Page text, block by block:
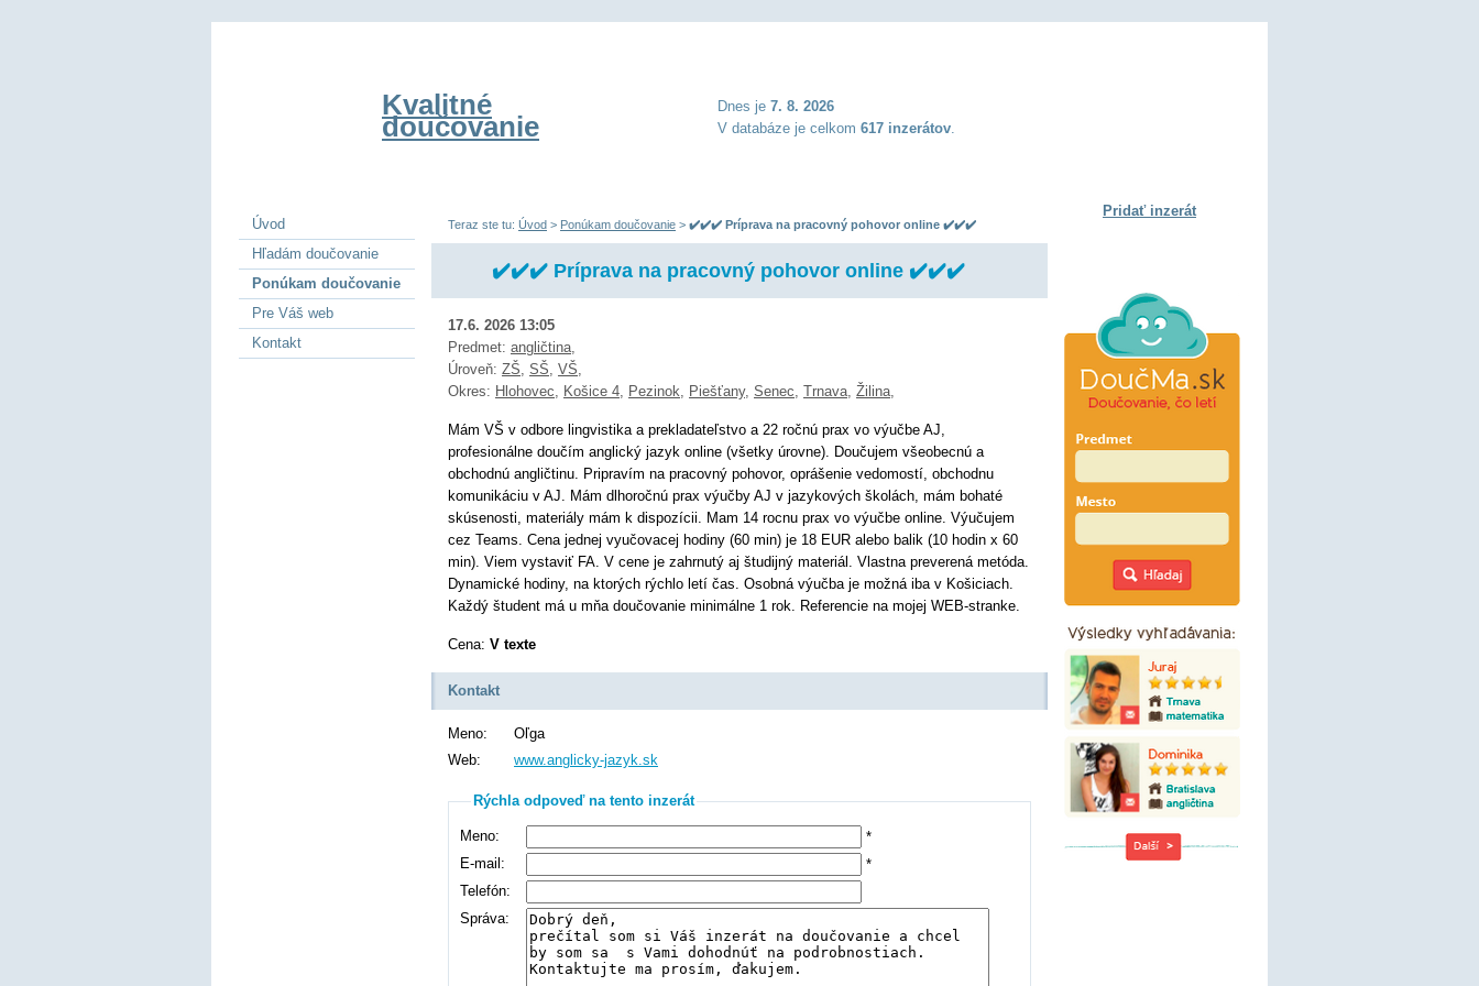
Kvalitné
doučovanie
Dnes je 7. 8. 2026
V databáze je celkom 617 inzerátov.
Teraz ste tu: Úvod > Ponúkam doučovanie > ✔️✔️✔️ Príprava na pracovný pohovor online ✔️✔️✔️
✔️✔️✔️ Príprava na pracovný pohovor online ✔️✔️✔️
17.6. 2026 13:05
Predmet: angličtina,
Úroveň: ZŠ, SŠ, VŠ,
Okres: Hlohovec, Košice 4, Pezinok, Piešťany, Senec, Trnava, Žilina,
Mám VŠ v odbore lingvistika a prekladateľstvo a 22 ročnú prax vo výučbe AJ,
profesionálne doučím anglický jazyk online (všetky úrovne). Doučujem všeobecnú a
obchodnú angličtinu. Pripravím na pracovný pohovor, oprášenie vedomostí, obchodnu
komunikáciu v AJ. Mám dlhoročnú prax výučby AJ v jazykových školách, mám bohaté
skúsenosti, materiály mám k dispozícii. Mam 14 rocnu prax vo výučbe online. Výučujem
cez Teams. Cena jednej vyučovacej hodiny (60 min) je 18 EUR alebo balik (10 hodin x 60
min). Viem vystaviť FA. V cene je zahrnutý aj študijný materiál. Vlastna preverená metóda.
Dynamické hodiny, na ktorých rýchlo letí čas. Osobná výučba je možná iba v Košiciach.
Každý študent má u mňa doučovanie minimálne 1 rok. Referencie na mojej WEB-stranke.
Cena: V texte
Kontakt
Meno:
Oľga
Web:
www.anglicky-jazyk.sk
Rýchla odpoveď na tento inzerát
Meno:
*
E-mail:
*
Telefón:
Správa:
Úvod
Hľadám doučovanie
Ponúkam doučovanie
Pre Váš web
Kontakt
Pridať inzerát